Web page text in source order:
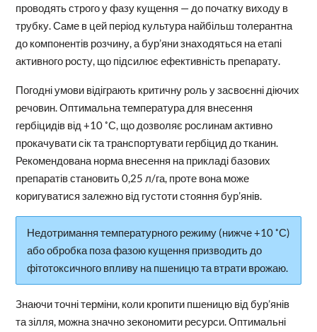
проводять строго у фазу кущення — до початку виходу в
трубку. Саме в цей період культура найбільш толерантна
до компонентів розчину, а бур’яни знаходяться на етапі
активного росту, що підсилює ефективність препарату.
Погодні умови відіграють критичну роль у засвоєнні діючих
речовин. Оптимальна температура для внесення
гербіцидів від +10 ˚С, що дозволяє рослинам активно
прокачувати сік та транспортувати гербіцид до тканин.
Рекомендована норма внесення на прикладі базових
препаратів становить 0,25 л/га, проте вона може
коригуватися залежно від густоти стояння бур’янів.
Недотримання температурного режиму (нижче +10 ˚С)
або обробка поза фазою кущення призводить до
фітотоксичного впливу на пшеницю та втрати врожаю.
Знаючи точні терміни, коли кропити пшеницю від бур’янів
та зілля, можна значно зекономити ресурси. Оптимальні